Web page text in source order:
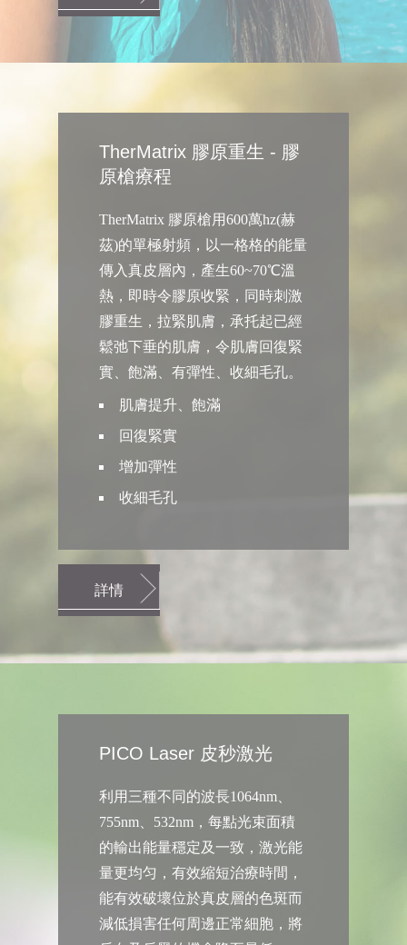
TherMatrix 膠原重生 - 膠
原槍療程
TherMatrix 膠原槍用600萬hz(赫
茲)的單極射頻，以一格格的能量
傳入真皮層內，產生60~70℃溫
熱，即時令膠原收緊，同時刺激
膠重生，拉緊肌膚，承托起已經
鬆弛下垂的肌膚，令肌膚回復緊
實、飽滿、有彈性、收細毛孔。
肌膚提升、飽滿
回復緊實
增加彈性
收細毛孔
詳情
PICO Laser 皮秒激光
利用三種不同的波長1064nm、
755nm、532nm，每點光束面積
的輸出能量穩定及一致，激光能
量更均匀，有效縮短治療時間，
能有效破壞位於真皮層的色斑而
減低損害任何周邊正常細胞，將